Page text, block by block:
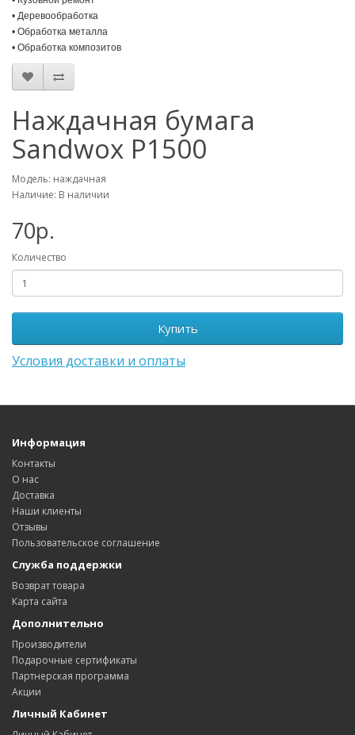
• Деревообработка
• Обработка металла
• Обработка композитов
Наждачная бумага
Sandwox Р1500
Модель: наждачная
Наличие: В наличии
70р.
Количество
Купить
Условия доставки и оплаты
Информация
Контакты
О нас
Доставка
Наши клиенты
Отзывы
Пользовательское соглашение
Служба поддержки
Возврат товара
Карта сайта
Дополнительно
Производители
Подарочные сертификаты
Партнерская программа
Акции
Личный Кабинет